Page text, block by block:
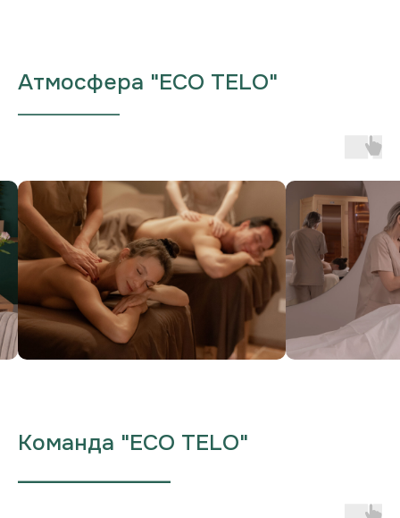
Атмосфера "ECO TELO"
___________________
Команда "ECO TELO"
___________________